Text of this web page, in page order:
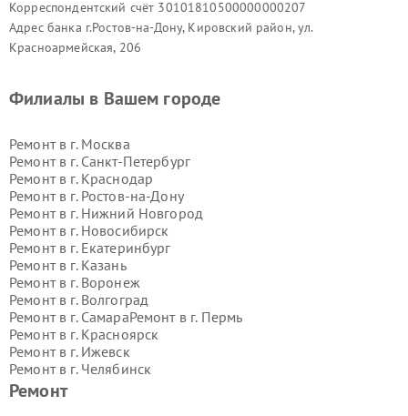
Корреспондентский счёт 30101810500000000207
Адрес банка г.Ростов-на-Дону, Кировский район, ул.
Красноармейская, 206
Ремонт
Филиалы в Вашем городе
Ремонт в г. Москва
Ремонт в г. Санкт-Петербург
Ремонт в г. Краснодар
Ремонт в г. Ростов-на-Дону
Ремонт в г. Нижний Новгород
Ремонт в г. Новосибирск
Ремонт в г. Екатеринбург
Ремонт в г. Казань
Ремонт в г. Воронеж
Ремонт в г. Волгоград
Ремонт в г. СамараРемонт в г. Пермь
Ремонт в г. Красноярск
Ремонт в г. Ижевск
Ремонт в г. Челябинск
Ремонт в г.